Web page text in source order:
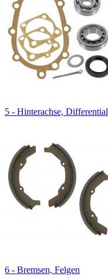
5 - Hinterachse, Differential
6 - Bremsen, Felgen